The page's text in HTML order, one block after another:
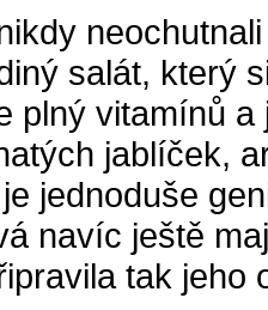
salát, který
plný vitamínů
jablíček,
jednoduše
navíc ještě
tak jeho